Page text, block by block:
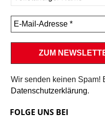
Wir senden keinen Spam!
Datenschutzerklärung.
FOLGE UNS BEI